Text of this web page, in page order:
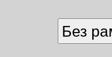
Без